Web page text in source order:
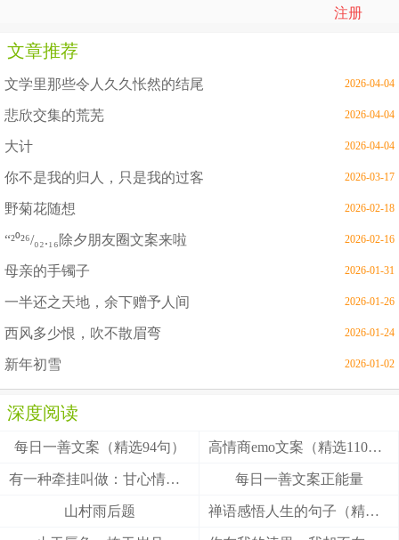
注册
文章推荐
文学里那些令人久久怅然的结尾 2026-04-04
悲欣交集的荒芜 2026-04-04
大计 2026-04-04
你不是我的归人，只是我的过客 2026-03-17
野菊花随想 2026-02-18
“²⁰²⁶/₀₂.₁₆除夕朋友圈文案来啦 2026-02-16
母亲的手镯子 2026-01-31
一半还之天地，余下赠予人间 2026-01-26
西风多少恨，吹不散眉弯 2026-01-24
新年初雪 2026-01-02
深度阅读
每日一善文案（精选94句） 高情商emo文案（精选110句）
有一种牵挂叫做：甘心情愿！ 每日一善文案正能量
山村雨后题 禅语感悟人生的句子（精选27句）